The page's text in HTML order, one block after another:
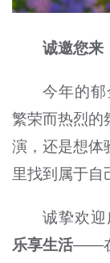
诚邀您来
今年的
繁荣而热烈的
演，还是想体
里找到属于自
诚挚欢迎
乐享生活——